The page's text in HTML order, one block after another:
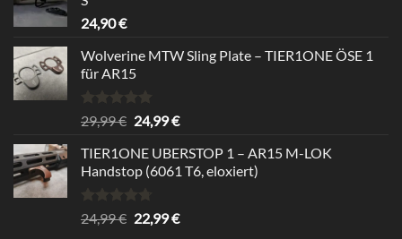
24,90€
Wolverine MTW Sling Plate – TIER1ONE ÖSE 1
für AR15
Rated5.00
out of 5
29,99€ Original
was:
29,99 €.
24,99€Current
is:
24,99 €.
TIER1ONE UBERSTOP 1 – AR15 M-LOK
Handstop (6061 T6, eloxiert)
Rated4.67
out of 5
24,99€ Original
22,99€Current